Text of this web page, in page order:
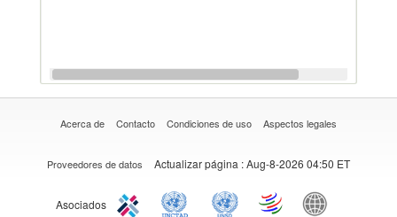
Acerca de Contacto Condiciones de uso Aspectos legales
Proveedores de datos Actualizar página : Aug-8-2026 04:50 ET
Asociados